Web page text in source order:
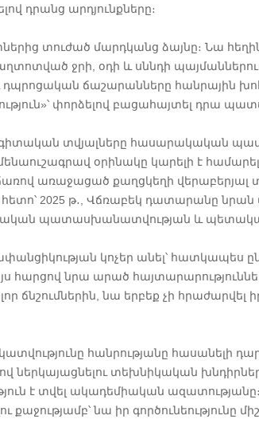
դրանց արդյունքները։
տուժած մարդկանց ձայնը։ Նա
ջրի, օդի և սննդի
ճաշարանները հանրային
փորձելով բացահայտել դրա
գիտական տվյալները հասարակական
օրինակը կարելի է
առաջացած քաղցկեղի վերաբերյալ
2025 թ․, Վճռաբեկ դատարանը նրան
պատասխանատվության և
կոչեր անել՝ հատկապես
հարցով նրա արած
ճնշումներին, նա երբեք չի հրաժարվել
հանրությանը հասանելի
ներկայացնելու տեխնիկական
է տվել ակադեմիական
նա իր գործունեությունը